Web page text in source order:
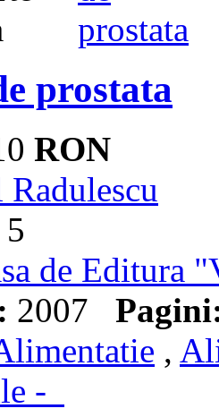
prostata
RON
de Editura
2007
,
-